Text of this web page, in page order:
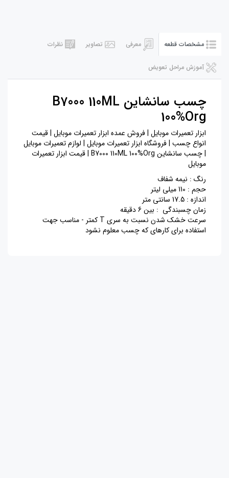
مشخصات قطعه معرفی تصاویر نظرات
آموزش مراحل تعویض
چسب سانشاین B7000 110ML
100%Org
ابزار تعمیرات موبایل | فروش عمده ابزار تعمیرات موبایل | قیمت
انواع چسب | فروشگاه ابزار تعمیرات موبایل | لوازم تعمیرات موبایل
| چسب سانشاین B7000 110ML 100%Org | قیمت ابزار تعمیرات
موبایل
رنگ : نیمه شفاف
حجم : 110 میلی لیتر
اندازه : 17.5 سانتی متر
زمان چسبندگی : بین 6 دقیقه
سرعت خشک شدن نسبت به سری T کمتر - مناسب جهت
استفاده برای کارهای که چسب معلوم نشود